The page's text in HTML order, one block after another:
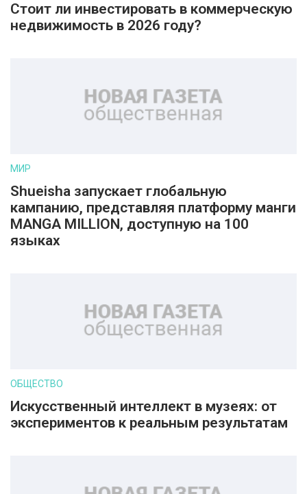
Стоит ли инвестировать в коммерческую
недвижимость в 2026 году?
МИР
Shueisha запускает глобальную
кампанию, представляя платформу манги
MANGA MILLION, доступную на 100
языках
ОБЩЕСТВО
Искусственный интеллект в музеях: от
экспериментов к реальным результатам